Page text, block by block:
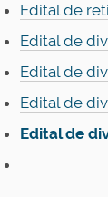
Edital de
Edital de
Edital de
Edital de
Edital de